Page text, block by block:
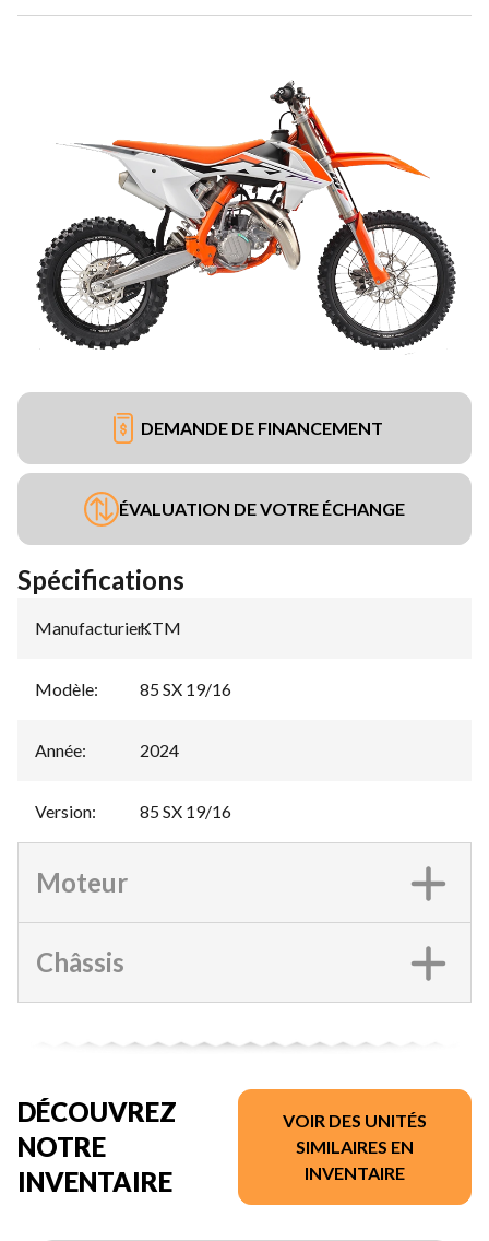
DEMANDE DE FINANCEMENT
ÉVALUATION DE VOTRE ÉCHANGE
Spécifications
Manufacturier:
KTM
Modèle: 85 SX 19/16
Année: 2024
Version: 85 SX 19/16
Moteur
Châssis
DÉCOUVREZ
NOTRE
INVENTAIRE
VOIR DES UNITÉS
SIMILAIRES EN
INVENTAIRE